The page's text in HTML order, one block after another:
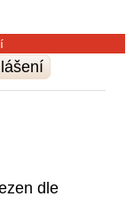
dle